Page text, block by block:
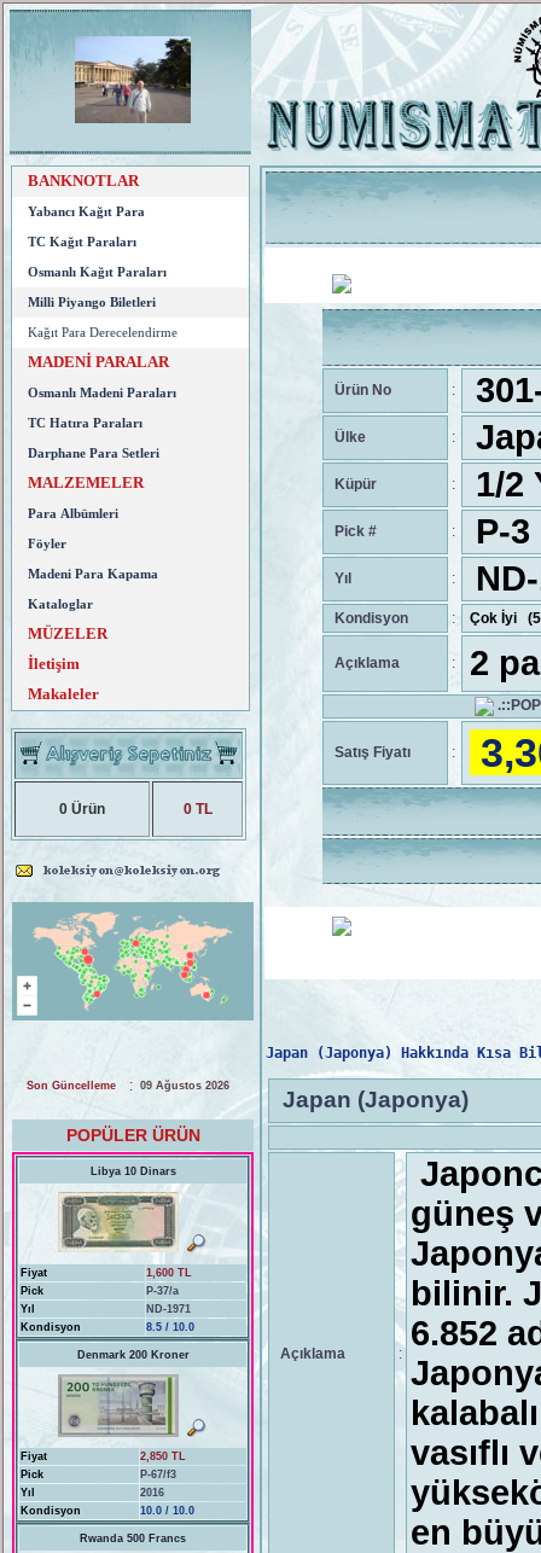
BANKNOTLAR
Yabancı Kağıt Para
TC Kağıt Paraları
Osmanlı Kağıt Paraları
Milli Piyango Biletleri
Kağıt Para Derecelendirme
MADENİ PARALAR
Osmanlı Madeni Paraları
TC Hatıra Paraları
Darphane Para Setleri
MALZEMELER
Para Albümleri
Föyler
Madeni Para Kapama
Kataloglar
MÜZELER
İletişim
Makaleler
0 Ürün 0 TL
Son Güncelleme : 09 Ağustos 2026
POPÜLER ÜRÜN
Libya 10 Dinars
Fiyat
1,600 TL
Pick
P-37/a
Yıl
ND-1971
Kondisyon
8.5 / 10.0
Denmark 200 Kroner
Fiyat
2,850 TL
Pick
P-67/f3
Yıl
2016
Kondisyon
10.0 / 10.0
Rwanda 500 Francs
Ürün No :
Ülke :
Küpür : 1/2
Pick # : P-3
Yıl :
Kondisyon : Çok İyi
Açıklama : 2
Satış Fiyatı :
Japan (Japonya) Hakkında Kısa
Japan (Japonya)
Açıklama :
güneş
bilinir.
6.852
vasıflı
en